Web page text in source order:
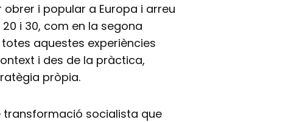
i popular a Europa i arreu
i 30, com en la segona
aquestes experiències
i des de la pràctica,
pròpia.
transformació socialista que